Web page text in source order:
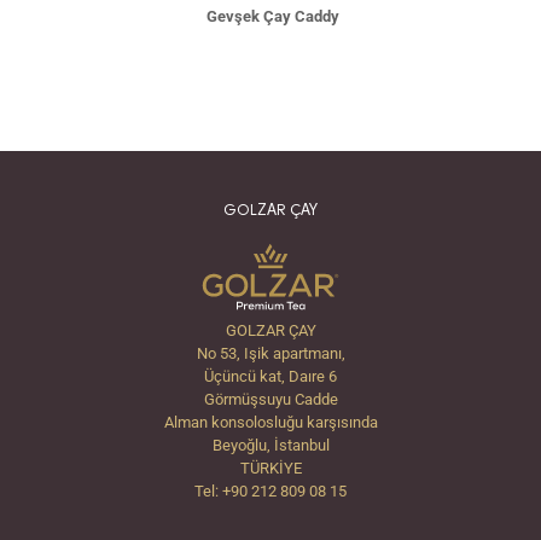
Gevşek Çay Caddy
GOLZAR ÇAY
GOLZAR ÇAY
No 53, Işik apartmanı,
Üçüncü kat, Daıre 6
Görmüşsuyu Cadde
Alman konsolosluğu karşısında
Beyoğlu, İstanbul
TÜRKİYE
Tel: +90 212 809 08 15